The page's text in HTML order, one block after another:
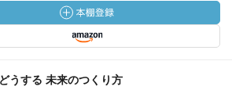
うする 未来のつくり方